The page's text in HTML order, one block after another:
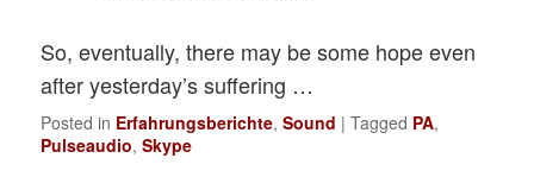
So, eventually, there may be some hope even
after yesterday’s suffering …
Posted in Erfahrungsberichte,Sound |Tagged PA,
Pulseaudio,Skype